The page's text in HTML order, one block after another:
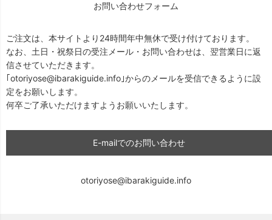
お問い合わせフォーム
ご注文は、本サイトより24時間年中無休で受け付けております。
なお、土日・祝祭日の受注メール・お問い合わせは、翌営業日に返
信させていただきます。
｢otoriyose@ibarakiguide.info｣からのメールを受信できるように設
定をお願いします。
何卒ご了承いただけますようお願いいたします。
E-mailでのお問い合わせ
otoriyose@ibarakiguide.info